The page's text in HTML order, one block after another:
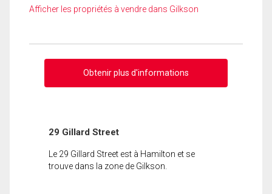
Afficher les propriétés à vendre dans Gilkson
Obtenir plus d'informations
29 Gillard Street
Le 29 Gillard Street est à Hamilton et se
trouve dans la zone de Gilkson.